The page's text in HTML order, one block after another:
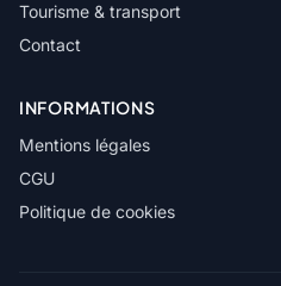
Tourisme & transport
Contact
INFORMATIONS
Mentions légales
CGU
Politique de cookies